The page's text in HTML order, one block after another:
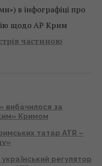
в інфографіці про
щодо АР Крим
частиною
вибачилося за
Кримом
татар ATR –
регулятор